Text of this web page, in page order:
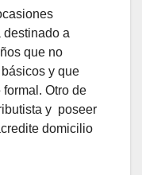
destinado a
que no
y que
Otro de
y poseer
domicilio